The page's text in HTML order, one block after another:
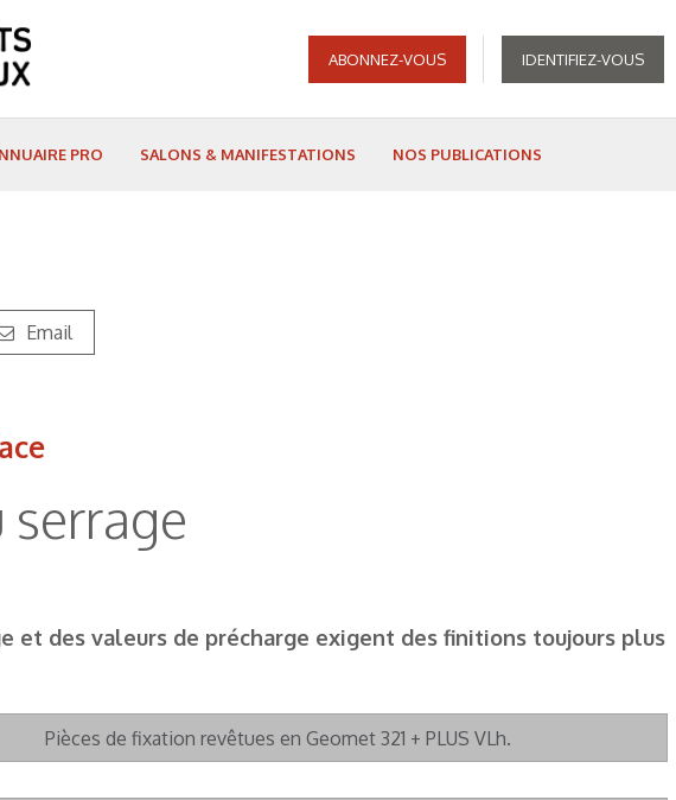
ABONNEZ-VOUS IDENTIFIEZ-VOUS
PRO SALONS & MANIFESTATIONS NOS PUBLICATIONS
Email
serrage
et des valeurs de précharge exigent des finitions toujours plus
Pièces de fixation revêtues en Geomet 321 + PLUS VLh.